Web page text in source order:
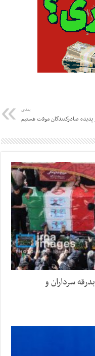
بعدی
صادرکنندگان موقت هستیم
سرداران و